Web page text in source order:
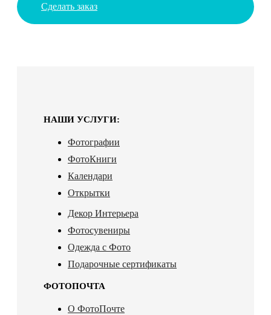
Сделать заказ
НАШИ УСЛУГИ:
Фотографии
ФотоКниги
Календари
Открытки
Декор Интерьера
Фотосувениры
Одежда с Фото
Подарочные сертификаты
ФОТОПОЧТА
О ФотоПочте